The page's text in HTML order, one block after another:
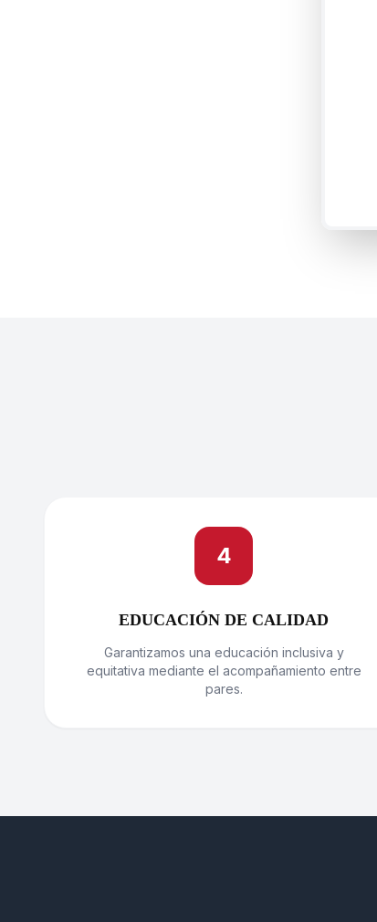
4
EDUCACIÓN DE CALIDAD
Garantizamos una educación inclusiva y
equitativa mediante el acompañamiento entre
pares.